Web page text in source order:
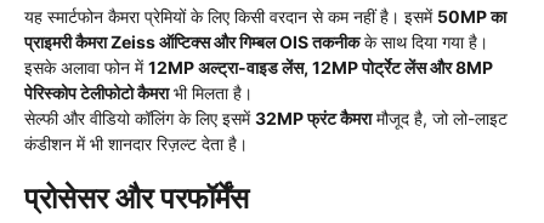
यह स्मार्टफोन कैमरा प्रेमियों के लिए किसी वरदान से कम नहीं है। इसमें 50MP का
प्राइमरी कैमरा Zeiss ऑप्टिक्स और गिम्बल OIS तकनीकके साथ दिया गया है।
इसके अलावा फोन में12MP अल्ट्रा-वाइड लेंस, 12MP पोर्ट्रेट लेंस और 8MP
पेरिस्कोप टेलीफोटो कैमराभी मिलता है।
सेल्फी और वीडियो कॉलिंग के लिए इसमें32MP फ्रंट कैमरामौजूद है, जो लो-लाइट
कंडीशन में भी शानदार रिज़ल्ट देता है।
प्रोसेसर और परफॉर्मेंस